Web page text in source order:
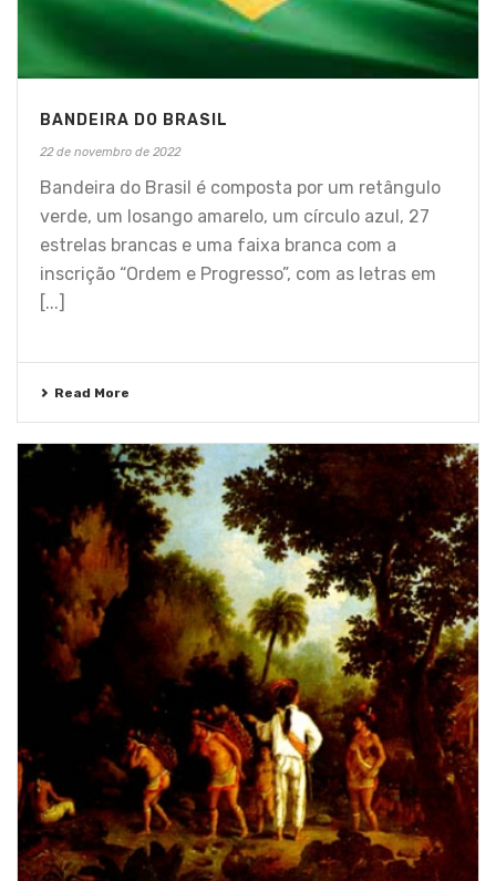
BANDEIRA DO BRASIL
22 de novembro de 2022
Bandeira do Brasil é composta por um retângulo
verde, um losango amarelo, um círculo azul, 27
estrelas brancas e uma faixa branca com a
inscrição “Ordem e Progresso”, com as letras em
[...]
Read More